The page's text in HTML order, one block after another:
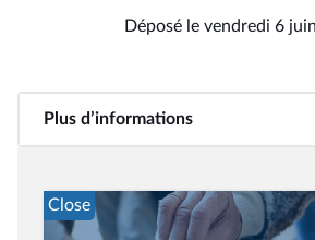
Déposé le vendredi 6
Plus d’informations
<b>Plus
Close